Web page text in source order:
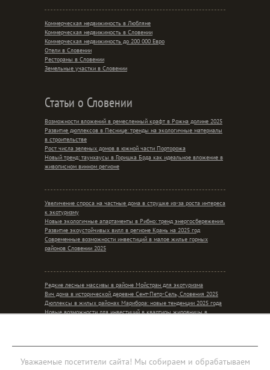
Коммерческая недвижимость в Любляне
Коммерческая недвижимость в Словении
Коммерческая недвижимость до 200 000 Евро
Отели в Словении
Рестораны в Словении
Земельные участки в Словении
Статьи о Словении
Возможности вложений в ремесленный крафт в Рожна долине 2025
Развитие дюплексов в Песнице: тренды на экологичные материалы
в строительстве
Рост числа зеленых домов в южной части Порторожа
Новый тренд: таунхаусы в Горишка Брда как идеальное вложение в
живописном винном регионе
Увеличение спроса на частные дома в струшке из-за роста интереса
к экотуризму
Новые экологичные апартаменты в Рибно: тренд энергосбережения.
Развитие экоустойчивых вилл в регионе Крань на 2025 год
Современные возможности инвестиций в малое жилье горных
районов Словении 2025
Редкие лесные массивы в районе Мойстран для экотуризма
Вич дома в исторической деревне Сент-Петр-Сель, Словения 2025
Дюплексы в жилых районах Марибора: новые тенденции 2025 года
Новые возможности для инвестиций в квартиры жировницы в
Мобильная версия
Уважаемые посетители сайта! Мы собираем и обрабатываем